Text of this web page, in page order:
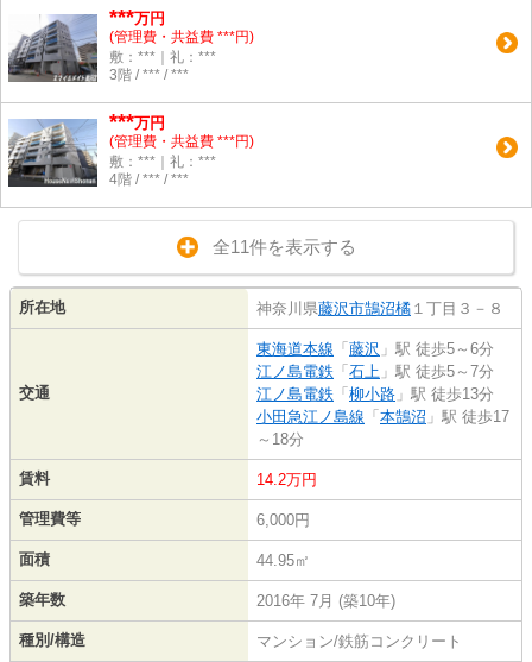
***万円
(管理費・共益費 ***円)
敷：***｜礼：***
3階 / *** / ***
***万円
(管理費・共益費 ***円)
敷：***｜礼：***
4階 / *** / ***
全11件を表示する
所在地 神奈川県藤沢市鵠沼橘 １丁目３－８
交通
東海道本線 「 藤沢 」駅 徒歩5～6分
江ノ島電鉄 「 石上 」駅 徒歩5～7分
江ノ島電鉄 「 柳小路 」駅 徒歩13分
小田急江ノ島線 「 本鵠沼 」駅 徒歩17
～18分
賃料 14.2万円
管理費等 6,000円
面積 44.95㎡
築年数 2016年 7月 (築10年)
種別/構造 マンション/鉄筋コンクリート